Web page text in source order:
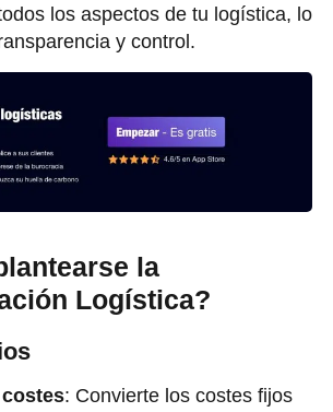
los aspectos de tu logística, lo
y control.
la
Logística?
: Convierte los costes fijos